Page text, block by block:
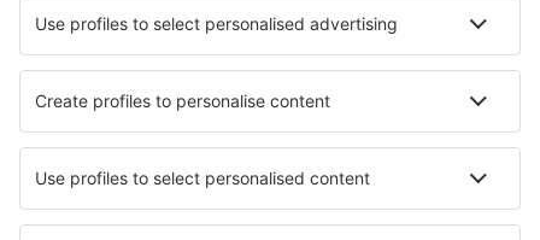
Cele mai bune locuri de cazare - orașe
Cazare în Granítsa Cazare Raczki Cazare în Yixing
Cazare în Santa Pau Cazare în Pucisca
Cazare în Derendingen Cazare în Buenaventura